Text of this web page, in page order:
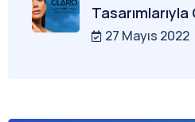
27 Mayıs 2022